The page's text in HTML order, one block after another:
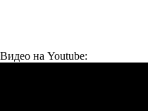
Видео на Youtube: